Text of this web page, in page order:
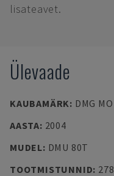
lisateavet.
Ülevaade
KAUBAMÄRK: DMG
AASTA: 2004
MUDEL: DMU 80T
TOOTMISTUNNID: